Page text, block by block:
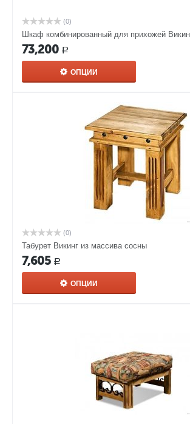
(0)
Шкаф комбинированный для прихожей
73,200 Р
ОПЦИИ
(0)
Табурет Викинг из массива сосны
7,605 Р
ОПЦИИ